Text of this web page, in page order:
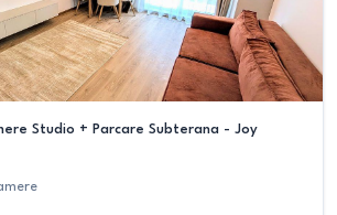
Studio + Parcare Subterana - Joy